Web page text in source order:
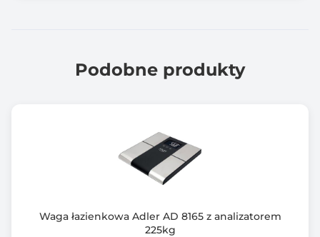
Podobne produkty
Waga łazienkowa Adler AD 8165 z analizatorem
225kg